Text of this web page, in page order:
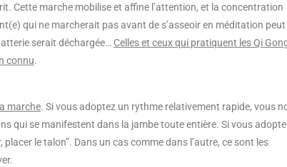
Cette marche mobilise et affine l’attention, et la concentration
qui ne marcherait pas avant de s’asseoir en méditation
serait déchargée… Celles et ceux qui pratiquent les Qi
connu.
marche. Si vous adoptez un rythme relativement rapide, vous
qui se manifestent dans la jambe toute entière. Si vous
le talon”. Dans un cas comme dans l’autre, ce sont les